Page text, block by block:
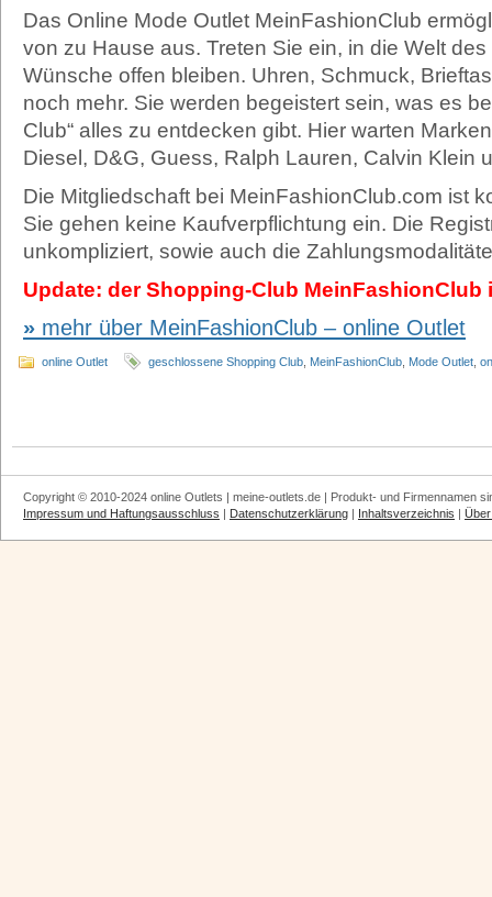
Das Online Mode Outlet MeinFashionClub
von zu Hause aus. Treten Sie ein, in die Welt
Wünsche offen bleiben. Uhren, Schmuck,
noch mehr. Sie werden begeistert sein, was es
Club“ alles zu entdecken gibt. Hier warten
Diesel, D&G, Guess, Ralph Lauren, Calvin Klein
Die Mitgliedschaft bei MeinFashionClub.com ist
Sie gehen keine Kaufverpflichtung ein. Die
unkompliziert, sowie auch die
Update: der Shopping-Club MeinFashionClub
mehr über MeinFashionClub – online Outlet
online Outlet geschlossene Shopping Club MeinFashionClub Mode Outlet
Copyright © 2010-2024 online Outlets | meine-outlets.de | Produkt- und Firmennamen
Impressum und Haftungsausschluss | Datenschutzerklärung | Inhaltsverzeichnis |